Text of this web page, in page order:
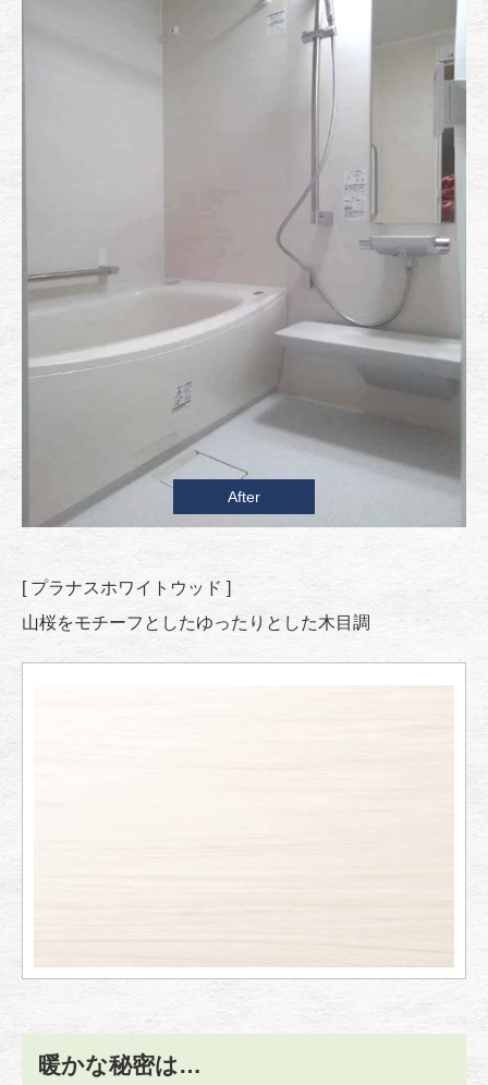
After
[ プラナスホワイトウッド ]
山桜をモチーフとしたゆったりとした木目調
暖かな秘密は…